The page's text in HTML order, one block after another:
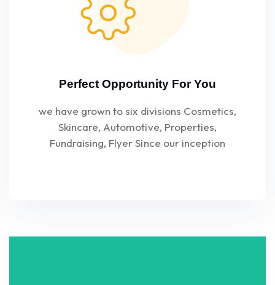
Perfect Opportunity For You
we have grown to six divisions Cosmetics,
Skincare, Automotive, Properties,
Fundraising, Flyer Since our inception